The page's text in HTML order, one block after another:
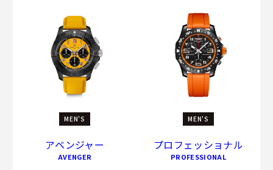
MEN'S
アベンジャー
AVENGER
MEN'S
プロフェッショナル
PROFESSIONAL